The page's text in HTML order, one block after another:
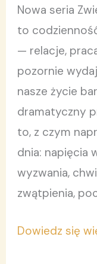
Nowa seria
to
— relacje,
pozornie
nasze życie
dramatyczny
to, z czym
dnia: napięcia
wyzwania,
zwątpienia,
—
Tom
2.
Dowiedz się